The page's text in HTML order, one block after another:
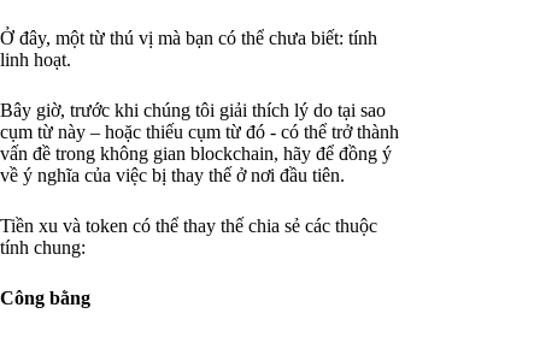
Ở đây, một từ thú vị mà bạn có thể chưa biết: tính
linh hoạt.
Bây giờ, trước khi chúng tôi giải thích lý do tại sao
cụm từ này – hoặc thiếu cụm từ đó - có thể trở thành
vấn đề trong không gian blockchain, hãy để đồng ý
về ý nghĩa của việc bị thay thế ở nơi đầu tiên.
Tiền xu và token có thể thay thế chia sẻ các thuộc
tính chung:
Công bằng